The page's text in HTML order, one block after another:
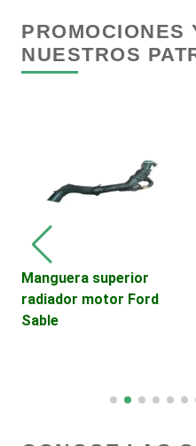
Centros de
Cerrajerías
Clínicas de Belleza
PROMOCIONES
NUESTROS
Manguera superior
radiador motor Ford
Sable